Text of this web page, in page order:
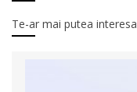
Te-ar mai putea interesa